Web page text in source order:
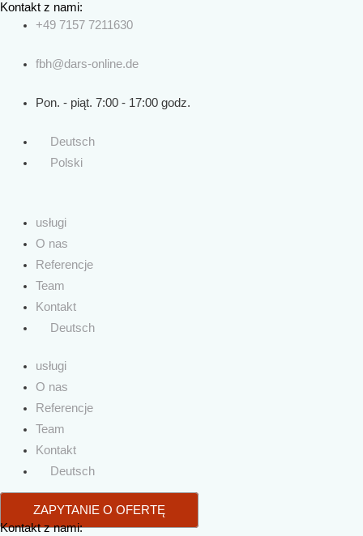
Skip
Kontakt z nami:
+49 7157 7211630
fbh@dars-online.de
Pon. - piąt. 7:00 - 17:00 godz.
Deutsch
Polski
usługi
O nas
Referencje
Team
Kontakt
Deutsch
usługi
O nas
Referencje
Team
Kontakt
Deutsch
ZAPYTANIE O OFERTĘ
Kontakt z nami: